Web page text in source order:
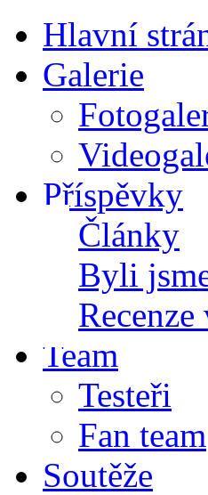
Hlavní
Galerie
Příspěvky
Články
Byli
Team
Testeři
Fan team
Soutěže